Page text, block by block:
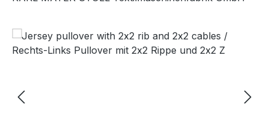
Ignorer la galerie d'images